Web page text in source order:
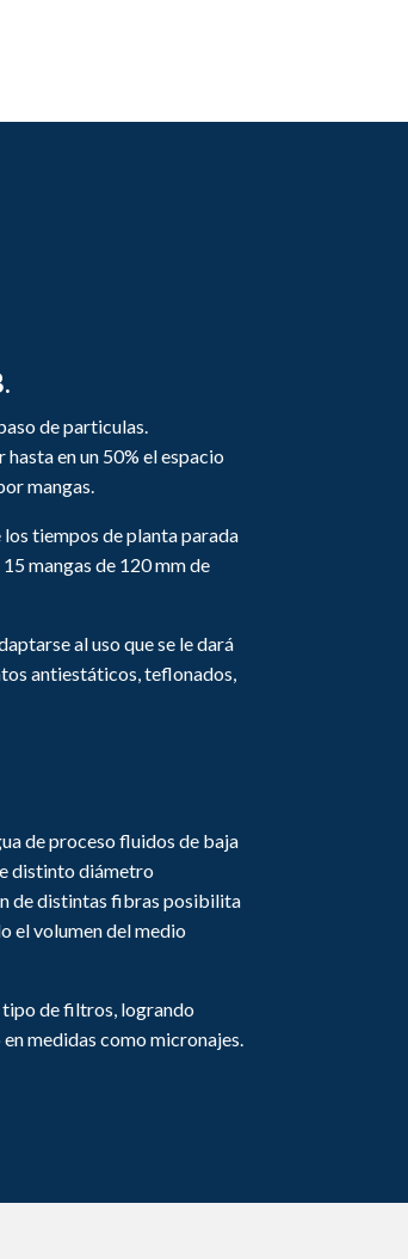
de particulas.
en un 50% el espacio
mangas.
tiempos de planta parada
mangas de 120 mm de
al uso que se le dará
antiestáticos, teflonados,
de proceso fluidos de baja
distinto diámetro
de distintas fibras posibilita
el volumen del medio
tipo de filtros, logrando
medidas como micronajes.